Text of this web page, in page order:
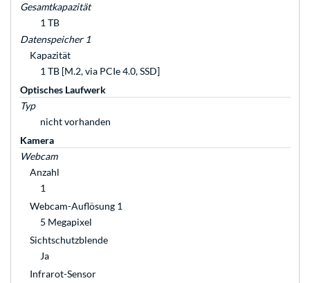
Gesamtkapazität
1 TB
Datenspeicher 1
Kapazität
1 TB [M.2, via PCIe 4.0, SSD]
Optisches Laufwerk
Typ
nicht vorhanden
Kamera
Webcam
Anzahl
1
Webcam-Auflösung 1
5 Megapixel
Sichtschutzblende
Ja
Infrarot-Sensor